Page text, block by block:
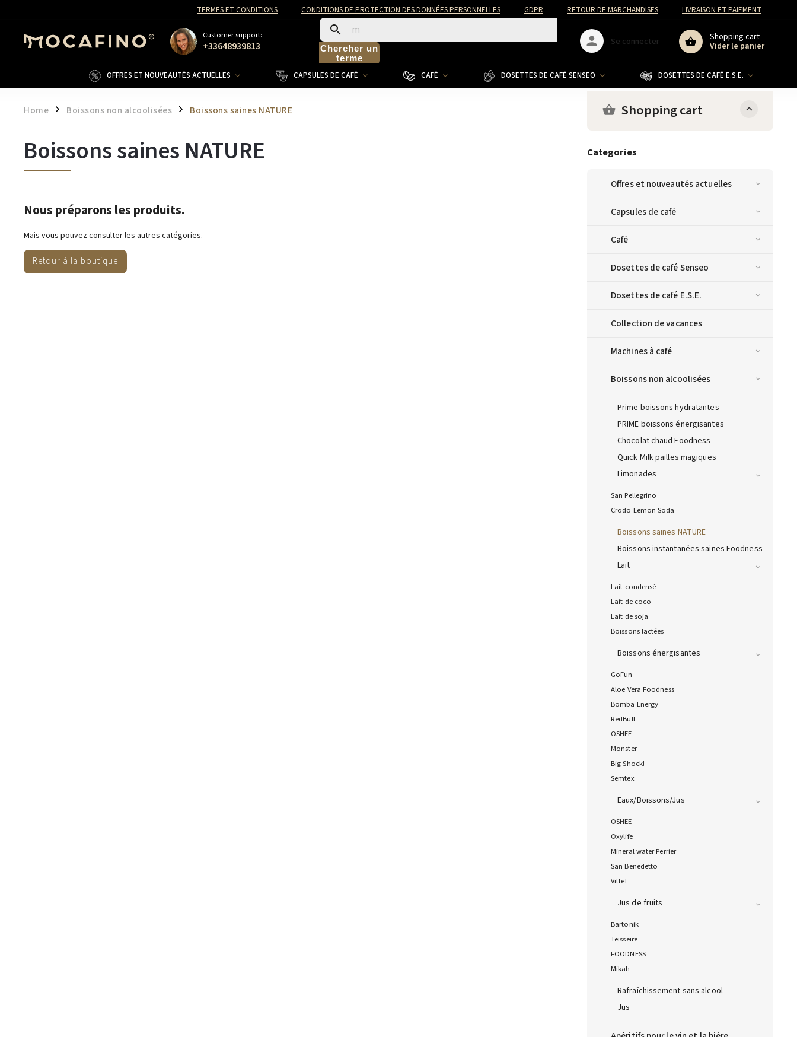
TERMES ET CONDITIONS CONDITIONS DE PROTECTION DES DONNÉES PERSONNELLES GDPR RETOUR DE MARCHANDISES LIVRAISON ET PAIEMENT
Customer support:
+33648939813
Chercher un
terme
Shopping cart
Vider le panier
Se connecter
OFFRES ET NOUVEAUTÉS ACTUELLES CAPSULES DE CAFÉ CAFÉ DOSETTES DE CAFÉ SENSEO DOSETTES DE CAFÉ E.S.E.
Home / Boissons non alcoolisées / Boissons saines NATURE Shopping cart
Categories
Offres et nouveautés actuelles
Capsules de café
Café
Dosettes de café Senseo
Dosettes de café E.S.E.
Collection de vacances
Machines à café
Boissons non alcoolisées
Prime boissons hydratantes
PRIME boissons énergisantes
Chocolat chaud Foodness
Quick Milk pailles magiques
Limonades
San Pellegrino
Crodo Lemon Soda
Boissons saines NATURE
Boissons instantanées saines Foodness
Lait
Lait condensé
Lait de coco
Lait de soja
Boissons lactées
Boissons énergisantes
GoFun
Aloe Vera Foodness
Bomba Energy
RedBull
OSHEE
Monster
Big Shock!
Semtex
Eaux/Boissons/Jus
OSHEE
Oxylife
Mineral water Perrier
San Benedetto
Vittel
Jus de fruits
Bartonik
Teisseire
FOODNESS
Mikah
Rafraîchissement sans alcool
Jus
Boissons saines NATURE
Nous préparons les produits.
Mais vous pouvez consulter les autres catégories.
Retour à la boutique